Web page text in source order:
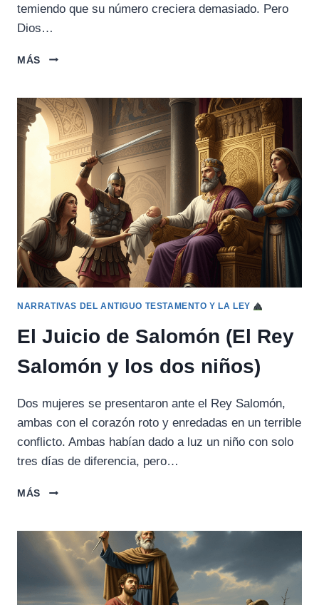
temiendo que su número creciera demasiado. Pero
Dios…
MÁS
EL
EGIPTO
NARRATIVAS DEL ANTIGUO TESTAMENTO Y LA LEY
El Juicio de Salomón (El Rey
Salomón y los dos niños)
Dos mujeres se presentaron ante el Rey Salomón,
ambas con el corazón roto y enredadas en un terrible
conflicto. Ambas habían dado a luz un niño con solo
tres días de diferencia, pero…
MÁS
EL
SALOMÓN
(EL
REY
SALOMÓN